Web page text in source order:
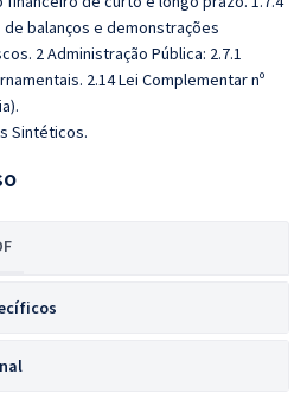
balanços e demonstrações
2 Administração Pública: 2.7.1
2.14 Lei Complementar nº
Sintéticos.